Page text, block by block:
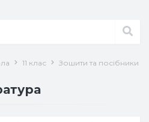
11 клас Зошити та посібники 11